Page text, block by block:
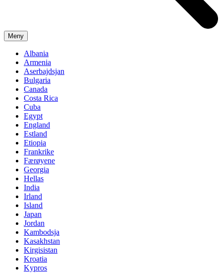
Meny
Albania
Armenia
Aserbajdsjan
Bulgaria
Canada
Costa Rica
Cuba
Egypt
England
Estland
Etiopia
Frankrike
Færøyene
Georgia
Hellas
India
Irland
Island
Japan
Jordan
Kambodsja
Kasakhstan
Kirgisistan
Kroatia
Kypros